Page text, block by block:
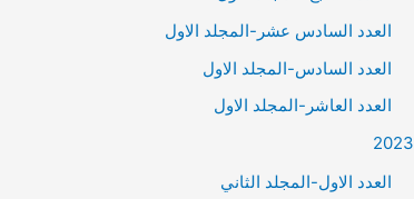
العدد السادس عشر-المجلد الاول
العدد السادس-المجلد الاول
العدد العاشر-المجلد الاول
2023
العدد الاول-المجلد الثاني